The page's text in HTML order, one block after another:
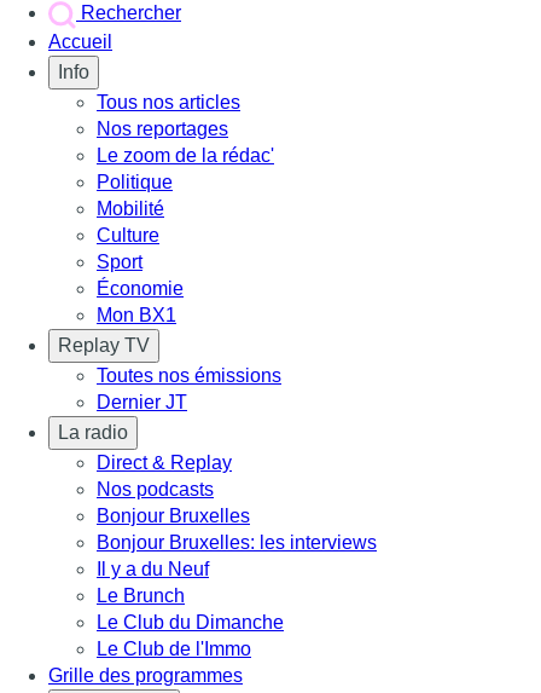
Rechercher
Accueil
Info
Tous nos articles
Nos reportages
Le zoom de la rédac'
Politique
Mobilité
Culture
Sport
Économie
Mon BX1
Replay TV
Toutes nos émissions
Dernier JT
La radio
Direct & Replay
Nos podcasts
Bonjour Bruxelles
Bonjour Bruxelles: les interviews
Il y a du Neuf
Le Brunch
Le Club du Dimanche
Le Club de l'Immo
Grille des programmes